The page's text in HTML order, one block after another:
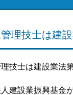
理技士は建
技士は建設業法
建設業振興基金